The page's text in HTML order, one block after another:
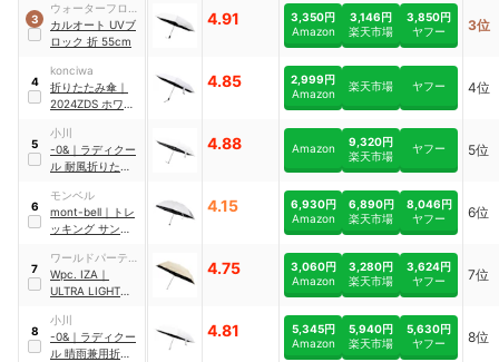
3
ウォーターフロン
ト
カルオート UVブ
ロック 折 55cm
4.91
3,350円
Amazon
3,146円
楽天市場
3,850円
ヤフー
3位
4
konciwa
折りたたみ傘 ｜
2024ZDS ホワイ
4.85
2,999円
Amazon
楽天市場 ヤフー 4位
5
小川
-0& ｜ ラディクー
ル 耐風折りたたみ
LDB-RDC-58PM
4.88 Amazon
9,320円
楽天市場
ヤフー 5位
6
モンベル
mont-bell ｜ トレ
ッキング サンブロ
55｜1128560
4.15
6,930円
Amazon
6,890円
楽天市場
8,046円
ヤフー
6位
7
ワールドパーティ
ー
Wpc. IZA ｜
ULTRA LIGHT
4.75
3,060円
Amazon
3,280円
楽天市場
3,624円
ヤフー
7位
8
小川
-0& ｜ ラディクー
ル 晴雨兼用折りた
4.81
5,345円
Amazon
5,940円
楽天市場
5,630円
ヤフー
8位